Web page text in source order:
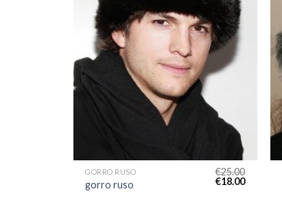
GORRO RUSO
gorro ruso
€25.00
€18.00